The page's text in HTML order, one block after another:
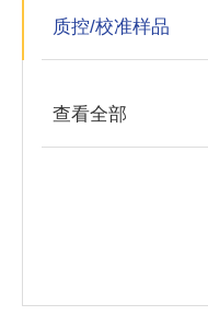
质控/校准样品
查看全部